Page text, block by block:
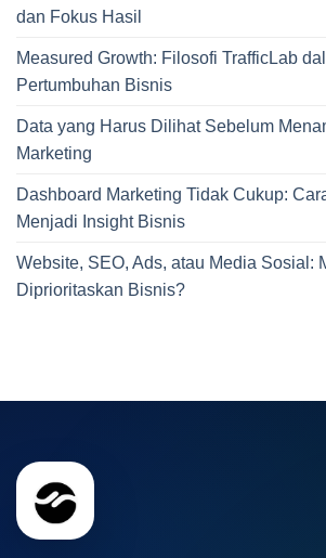
dan Fokus Hasil
Measured Growth: Filosofi TrafficLab
Pertumbuhan Bisnis
Data yang Harus Dilihat Sebelum
Marketing
Dashboard Marketing Tidak Cukup:
Menjadi Insight Bisnis
Website, SEO, Ads, atau Media Sosial:
Diprioritaskan Bisnis?